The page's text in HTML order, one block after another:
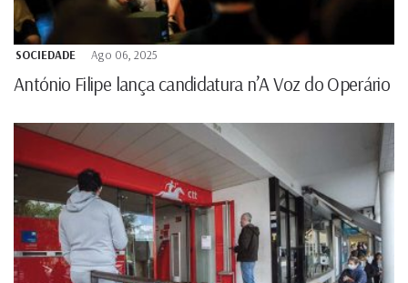
SOCIEDADE Ago 06, 2025
António Filipe lança candidatura n’A Voz do Operário